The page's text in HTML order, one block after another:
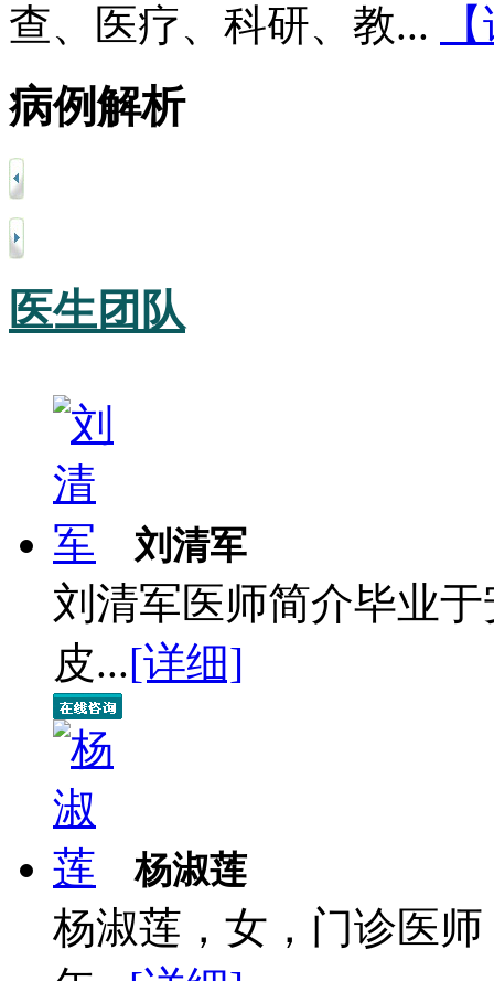
查、医疗、科研、教...
病例解析
医生团队
刘清军
刘清军医师简介毕业
皮...[详细]
杨淑莲
杨淑莲，女，门诊医